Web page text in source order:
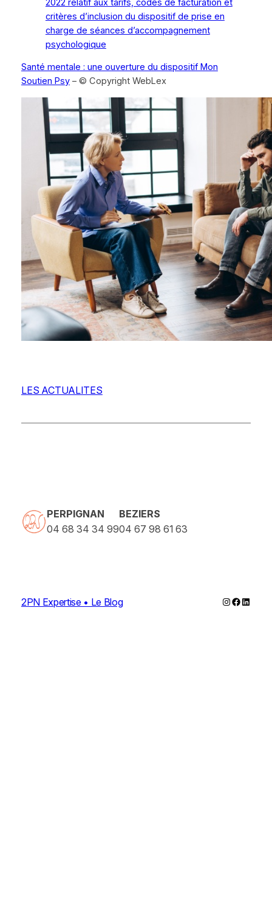
critères d’inclusion du dispositif de prise en
charge de séances d’accompagnement
psychologique
Santé mentale : une ouverture du dispositif Mon
Soutien Psy– © Copyright WebLex
LES ACTUALITES
PERPIGNAN
04 68 34 34 99
BEZIERS
04 67 98 61 63
2PN Expertise • Le Blog Instagram